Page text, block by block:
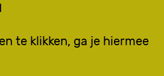
te klikken, ga je hiermee